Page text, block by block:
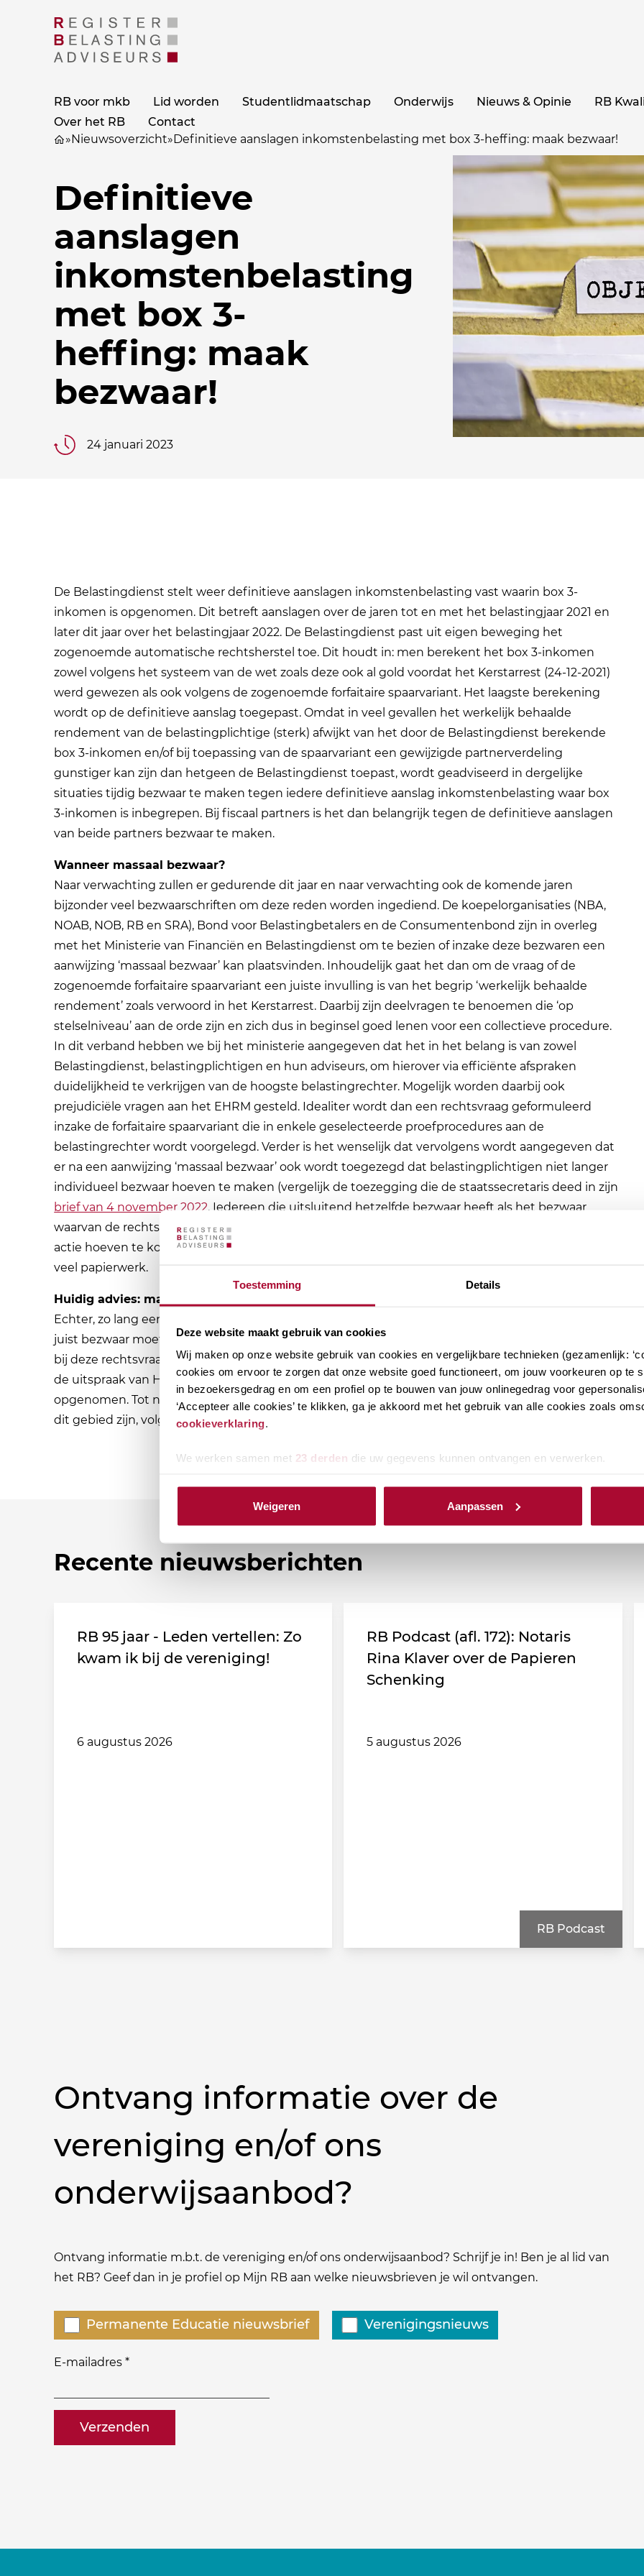
Toestemming Details
Deze website maakt gebruik van cookies
Wij maken op onze website gebruik van cookies en vergelijkbare technieken (gezamenlijk:
cookies om ervoor te zorgen dat onze website goed functioneert, om jouw voorkeuren op te
in bezoekersgedrag en om een profiel op te bouwen van jouw onlinegedrag voor
‘Accepteer alle cookies’ te klikken, ga je akkoord met het gebruik van alle cookies zoals
cookieverklaring.
We werken samen met 23 derden die uw gegevens kunnen ontvangen en verwerken.
Weigeren Aanpassen
RB voor mkb Lid worden Studentlidmaatschap Onderwijs Nieuws & Opinie
RB
Over het RB
Contact
»Nieuwsoverzicht»Definitieve aanslagen inkomstenbelasting met box 3-heffing: maak bezwaar!
Definitieve
aanslagen
inkomstenbelasting
met box 3-
heffing: maak
bezwaar!
24 januari 2023
De Belastingdienst stelt weer definitieve aanslagen inkomstenbelasting vast waarin box 3-
inkomen is opgenomen. Dit betreft aanslagen over de jaren tot en met het belastingjaar 2021 en
later dit jaar over het belastingjaar 2022. De Belastingdienst past uit eigen beweging het
zogenoemde automatische rechtsherstel toe. Dit houdt in: men berekent het box 3-inkomen
zowel volgens het systeem van de wet zoals deze ook al gold voordat het Kerstarrest (24-12-2021)
werd gewezen als ook volgens de zogenoemde forfaitaire spaarvariant. Het laagste berekening
wordt op de definitieve aanslag toegepast. Omdat in veel gevallen het werkelijk behaalde
rendement van de belastingplichtige (sterk) afwijkt van het door de Belastingdienst berekende
box 3-inkomen en/of bij toepassing van de spaarvariant een gewijzigde partnerverdeling
gunstiger kan zijn dan hetgeen de Belastingdienst toepast, wordt geadviseerd in dergelijke
situaties tijdig bezwaar te maken tegen iedere definitieve aanslag inkomstenbelasting waar box
3-inkomen is inbegrepen. Bij fiscaal partners is het dan belangrijk tegen de definitieve aanslagen
van beide partners bezwaar te maken.
Wanneer massaal bezwaar?
Naar verwachting zullen er gedurende dit jaar en naar verwachting ook de komende jaren
bijzonder veel bezwaarschriften om deze reden worden ingediend. De koepelorganisaties (NBA,
NOAB, NOB, RB en SRA), Bond voor Belastingbetalers en de Consumentenbond zijn in overleg
met het Ministerie van Financiën en Belastingdienst om te bezien of inzake deze bezwaren een
aanwijzing ‘massaal bezwaar’ kan plaatsvinden. Inhoudelijk gaat het dan om de vraag of de
zogenoemde forfaitaire spaarvariant een juiste invulling is van het begrip ‘werkelijk behaalde
rendement’ zoals verwoord in het Kerstarrest. Daarbij zijn deelvragen te benoemen die ‘op
stelselniveau’ aan de orde zijn en zich dus in beginsel goed lenen voor een collectieve procedure.
In dit verband hebben we bij het ministerie aangegeven dat het in het belang is van zowel
Belastingdienst, belastingplichtigen en hun adviseurs, om hierover via efficiënte afspraken
duidelijkheid te verkrijgen van de hoogste belastingrechter. Mogelijk worden daarbij ook
prejudiciële vragen aan het EHRM gesteld. Idealiter wordt dan een rechtsvraag geformuleerd
inzake de forfaitaire spaarvariant die in enkele geselecteerde proefprocedures aan de
belastingrechter wordt voorgelegd. Verder is het wenselijk dat vervolgens wordt aangegeven dat
er na een aanwijzing ‘massaal bezwaar’ ook wordt toegezegd dat belastingplichtigen niet langer
individueel bezwaar hoeven te maken (vergelijk de toezegging die de staatssecretaris deed in zijn
brief van 4 november 2022. Iedereen die uitsluitend hetzelfde bezwaar heeft als het bezwaar
waarvan de rechtsvraag wordt aangewezen als massaal bezwaar kwestie, zou dan niet meer in
actie hoeven te komen. Een dergelijke afspraak voorkomt voor alle betrokken partijen onnodig
veel papierwerk.
Huidig advies: maak individueel bezwaar
Echter, zo lang een dergelijke toezegging niet wordt gedaan, zal steeds per individueel tijdig en
juist bezwaar moeten worden gemaakt door/namens iedere belastingplichtige die belang heeft
bij deze rechtsvraag. Ook zal in het bezwaarschrift een verzoek om vergoeding van rente, conform
de uitspraak van Hof Arnhem-Leeuwarden d.d. 17 januari jl, ECLI:NL:GHARL:2023:349, worden
opgenomen. Tot nader order is dit dan ook het advies aan de leden. Zodra er ontwikkelingen op
dit gebied zijn, volgt uiteraard nader bericht hierover.
Recente nieuwsberichten
RB 95 jaar - Leden vertellen: Zo
kwam ik bij de vereniging!
6 augustus 2026
RB Podcast (afl. 172): Notaris
Rina Klaver over de Papieren
Schenking
5 augustus 2026
RB Podcast
Ontvang informatie over de
vereniging en/of ons
onderwijsaanbod?
Ontvang informatie m.b.t. de vereniging en/of ons onderwijsaanbod? Schrijf je in! Ben je al lid van
het RB? Geef dan in je profiel op Mijn RB aan welke nieuwsbrieven je wil ontvangen.
E-mailadres *
naam@bedrijf.nl
Welke
nieuwsbrieven
zou
willen
ontvangen?
Permanente Educatie nieuwsbrief Verenigingsnieuws